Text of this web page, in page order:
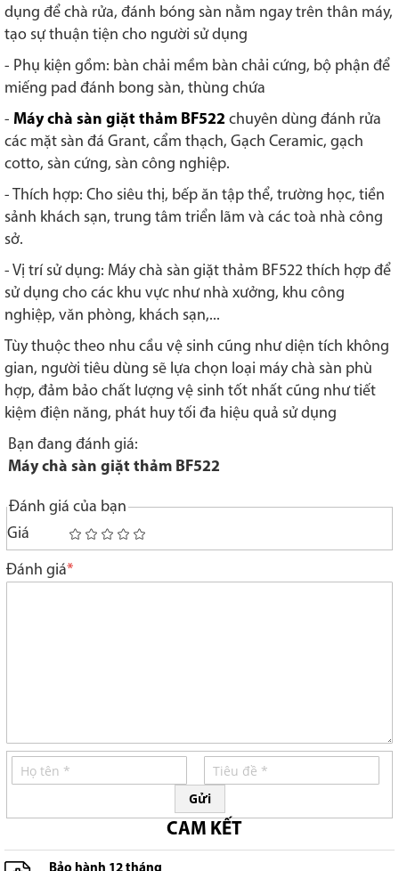
dụng để chà rửa, đánh bóng sàn nằm ngay trên thân máy,
tạo sự thuận tiện cho người sử dụng
- Phụ kiện gồm: bàn chải mềm bàn chải cứng, bộ phận để
miếng pad đánh bong sàn, thùng chứa
- Máy chà sàn giặt thảm BF522 chuyên dùng đánh rửa
các mặt sàn đá Grant, cẩm thạch, Gạch Ceramic, gạch
cotto, sàn cứng, sàn công nghiệp.
- Thích hợp: Cho siêu thị, bếp ăn tập thể, trường học, tiền
sảnh khách sạn, trung tâm triển lãm và các toà nhà công
sở.
- Vị trí sử dụng: Máy chà sàn giặt thảm BF522 thích hợp để
sử dụng cho các khu vực như nhà xưởng, khu công
nghiệp, văn phòng, khách sạn,...
Tùy thuộc theo nhu cầu vệ sinh cũng như diện tích không
gian, người tiêu dùng sẽ lựa chọn loại máy chà sàn phù
hợp, đảm bảo chất lượng vệ sinh tốt nhất cũng như tiết
kiệm điện năng, phát huy tối đa hiệu quả sử dụng
Bạn đang đánh giá:
Máy chà sàn giặt thảm BF522
Đánh giá của bạn
Giá
1
star
2
stars
3
stars
4
stars
5
stars
Đánh giá
Gửi
CAM KẾT